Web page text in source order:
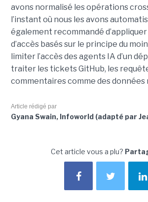
avons normalisé les opérations
l’instant où nous les avons
également recommandé
d’accès basés sur le principe du
limiter l’accès des agents IA d’un
traiter les tickets GitHub, les
commentaires comme des données
Article rédigé par
Gyana Swain, Infoworld (adapté par
Cet article vous a plu?